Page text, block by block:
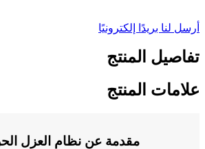
أرسل لنا بريدًا إلكترونيًا
تفاصيل المنتج
علامات المنتج
مقدمة عن نظام العزل